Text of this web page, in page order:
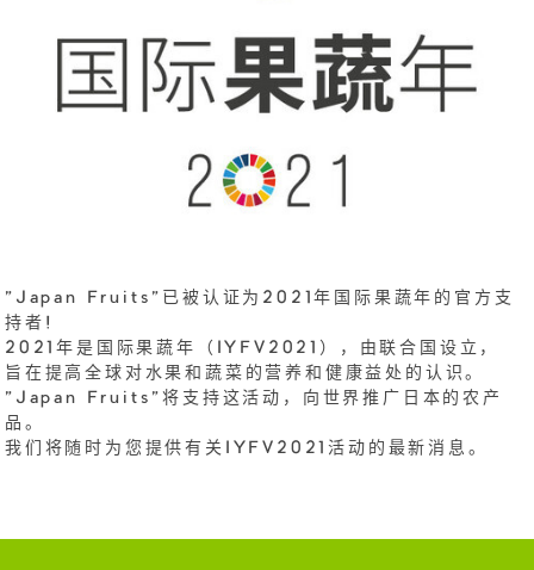
"Japan Fruits"已被认证为2021年国际果蔬年的官方支
持者!
2021年是国际果蔬年（IYFV2021），由联合国设立，
旨在提高全球对水果和蔬菜的营养和健康益处的认识。
"Japan Fruits"将支持这活动，向世界推广日本的农产
品。
我们将随时为您提供有关IYFV2021活动的最新消息。